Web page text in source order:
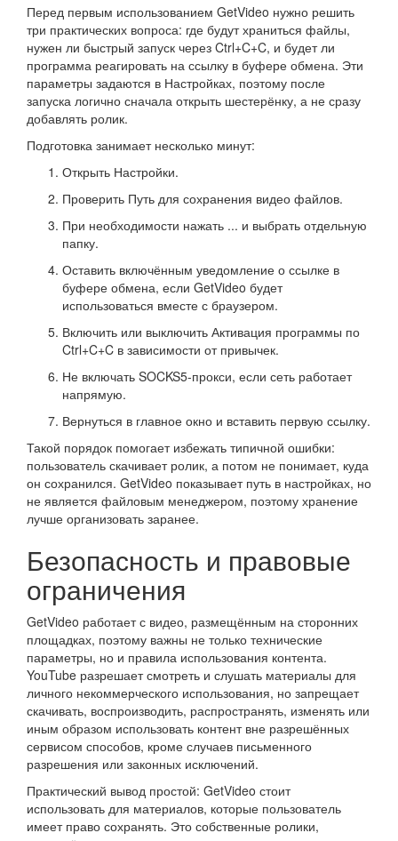
Перед первым использованием GetVideo нужно решить
три практических вопроса: где будут храниться файлы,
нужен ли быстрый запуск через Ctrl+C+C, и будет ли
программа реагировать на ссылку в буфере обмена. Эти
параметры задаются в Настройках, поэтому после
запуска логично сначала открыть шестерёнку, а не сразу
добавлять ролик.
Подготовка занимает несколько минут:
Открыть Настройки.
Проверить Путь для сохранения видео файлов.
При необходимости нажать ... и выбрать отдельную
папку.
Оставить включённым уведомление о ссылке в
буфере обмена, если GetVideo будет
использоваться вместе с браузером.
Включить или выключить Активация программы по
Ctrl+C+C в зависимости от привычек.
Не включать SOCKS5-прокси, если сеть работает
напрямую.
Вернуться в главное окно и вставить первую ссылку.
Такой порядок помогает избежать типичной ошибки:
пользователь скачивает ролик, а потом не понимает, куда
он сохранился. GetVideo показывает путь в настройках, но
не является файловым менеджером, поэтому хранение
лучше организовать заранее.
Безопасность и правовые
ограничения
GetVideo работает с видео, размещённым на сторонних
площадках, поэтому важны не только технические
параметры, но и правила использования контента.
YouTube разрешает смотреть и слушать материалы для
личного некоммерческого использования, но запрещает
скачивать, воспроизводить, распространять, изменять или
иным образом использовать контент вне разрешённых
сервисом способов, кроме случаев письменного
разрешения или законных исключений.
Практический вывод простой: GetVideo стоит
использовать для материалов, которые пользователь
имеет право сохранять. Это собственные ролики,